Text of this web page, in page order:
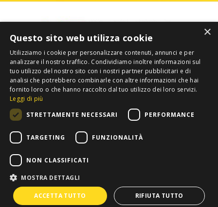
Copyright 2012 COLDIRETTI. Tutti i diritti riservati. -Privacy
Confederazione Nazionale Coltivatori Diretti
×
Questo sito web utilizza cookie
Utilizziamo i cookie per personalizzare contenuti, annunci e per
analizzare il nostro traffico. Condividiamo inoltre informazioni sul
tuo utilizzo del nostro sito con i nostri partner pubblicitari e di
analisi che potrebbero combinarle con altre informazioni che hai
fornito loro o che hanno raccolto dal tuo utilizzo dei loro servizi.
Leggi di più
STRETTAMENTE NECESSARI
PERFORMANCE
TARGETING FUNZIONALITÀ
NON CLASSIFICATI
MOSTRA DETTAGLI
ACCETTA TUTTO RIFIUTA TUTTO